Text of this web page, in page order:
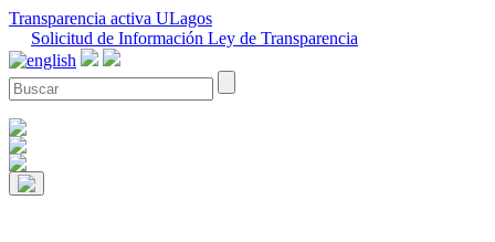
Transparencia activa ULagos
Solicitud de Información Ley de Transparencia